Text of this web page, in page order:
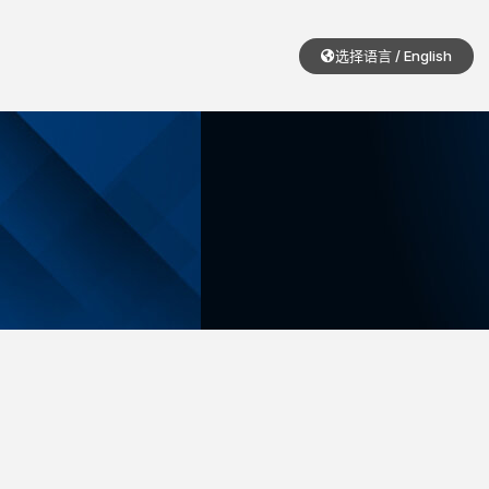
选择语言 / English